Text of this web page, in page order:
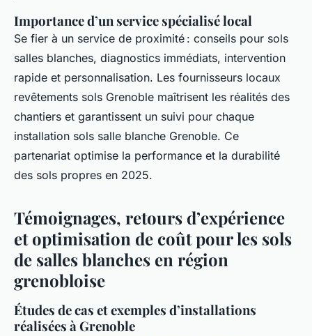
Importance d’un service spécialisé local
Se fier à un service de proximité : conseils pour sols
salles blanches, diagnostics immédiats, intervention
rapide et personnalisation. Les fournisseurs locaux
revêtements sols Grenoble maîtrisent les réalités des
chantiers et garantissent un suivi pour chaque
installation sols salle blanche Grenoble. Ce
partenariat optimise la performance et la durabilité
des sols propres en 2025.
Témoignages, retours d’expérience
et optimisation de coût pour les sols
de salles blanches en région
grenobloise
Études de cas et exemples d’installations
réalisées à Grenoble